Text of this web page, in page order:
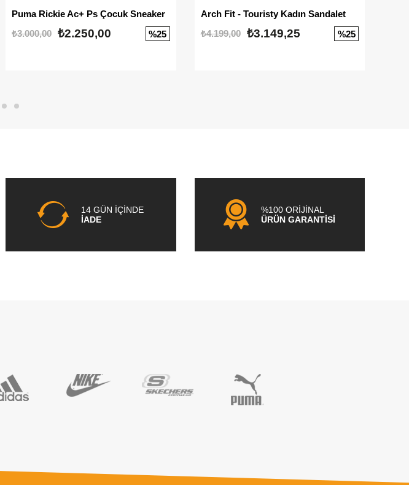
Puma Rickie Ac+ Ps Çocuk Sneaker
₺3.000,00 ₺2.250,00 %25
Arch Fit - Touristy Kadın Sandalet
₺4.199,00
₺3.149,25 %25
14 GÜN İÇİNDE
İADE
%100 ORİJİNAL
ÜRÜN GARANTİSİ